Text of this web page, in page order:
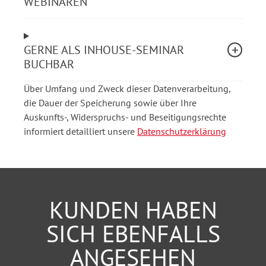
Lernen Sie, in Krisen sicher und professionell zu
kommunizieren – mit durchdachten Strukturen, klarer
Sprache und souveräner Wirkung.
Das Webinar ist interaktiv gestaltet: Diskutieren Sie
Modul 1- Webinar Sozialunternehmen ohne PR-
Erfahrung: Sichtbar werden in der
Öffentlichkeitsarbeit (22.09.2026)
GERNE ALS INHOUSE-SEMINAR
BUCHBAR
Über Umfang und Zweck dieser Datenverarbeitung,
die Dauer der Speicherung sowie über Ihre
Auskunfts-, Widerspruchs- und Beseitigungsrechte
informiert detailliert unsere Datenschutzerklärung
KUNDEN HABEN
SICH EBENFALLS
ANGESEHEN